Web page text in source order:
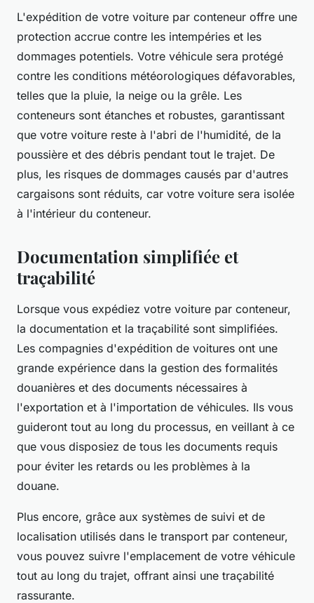
L'expédition de votre voiture par conteneur offre une
protection accrue contre les intempéries et les
dommages potentiels. Votre véhicule sera protégé
contre les conditions météorologiques défavorables,
telles que la pluie, la neige ou la grêle. Les
conteneurs sont étanches et robustes, garantissant
que votre voiture reste à l'abri de l'humidité, de la
poussière et des débris pendant tout le trajet. De
plus, les risques de dommages causés par d'autres
cargaisons sont réduits, car votre voiture sera isolée
à l'intérieur du conteneur.
Documentation simplifiée et
traçabilité
Lorsque vous expédiez votre voiture par conteneur,
la documentation et la traçabilité sont simplifiées.
Les compagnies d'expédition de voitures ont une
grande expérience dans la gestion des formalités
douanières et des documents nécessaires à
l'exportation et à l'importation de véhicules. Ils vous
guideront tout au long du processus, en veillant à ce
que vous disposiez de tous les documents requis
pour éviter les retards ou les problèmes à la
douane.
Plus encore, grâce aux systèmes de suivi et de
localisation utilisés dans le transport par conteneur,
vous pouvez suivre l'emplacement de votre véhicule
tout au long du trajet, offrant ainsi une traçabilité
rassurante.